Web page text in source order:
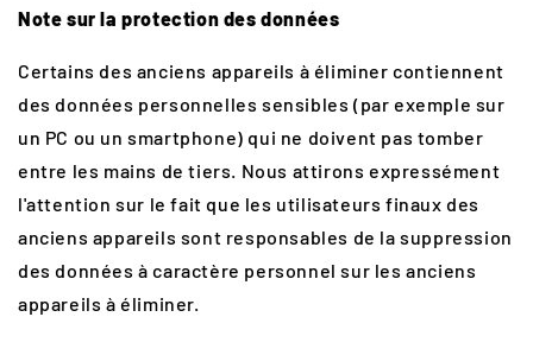
Note sur la protection des données
Certains des anciens appareils à éliminer contiennent
des données personnelles sensibles (par exemple sur
un PC ou un smartphone) qui ne doivent pas tomber
entre les mains de tiers. Nous attirons expressément
l'attention sur le fait que les utilisateurs finaux des
anciens appareils sont responsables de la suppression
des données à caractère personnel sur les anciens
appareils à éliminer.